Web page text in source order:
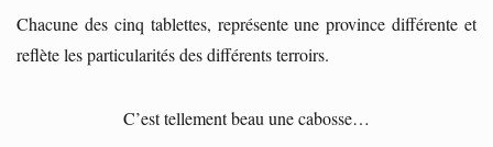
Chacune des cinq tablettes, représente une province différente et
reflète les particularités des différents terroirs.
C’est tellement beau une cabosse…